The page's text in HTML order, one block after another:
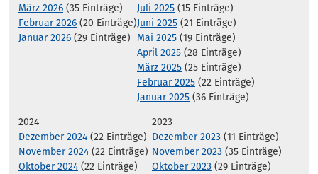
März 2026 (35 Einträge)
Februar 2026 (20 Einträge)
Januar 2026 (29 Einträge)
Juli 2025 (15 Einträge)
Juni 2025 (21 Einträge)
Mai 2025 (19 Einträge)
April 2025 (28 Einträge)
März 2025 (25 Einträge)
Februar 2025 (22 Einträge)
Januar 2025 (36 Einträge)
2024
Dezember 2024 (22 Einträge)
November 2024 (22 Einträge)
Oktober 2024 (22 Einträge)
2023
Dezember 2023 (11 Einträge)
November 2023 (35 Einträge)
Oktober 2023 (29 Einträge)